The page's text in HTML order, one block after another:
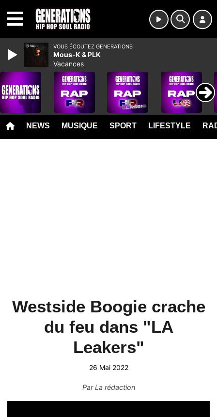
NEWS MUSIQUE SPORT LIFESTYLE
Westside Boogie crache
du feu dans "LA
Leakers"
26 Mai 2022
ParLa rédaction
VOUS ÉCOUTEZ GENERATIONS
Mous-K & PLK
Vacances